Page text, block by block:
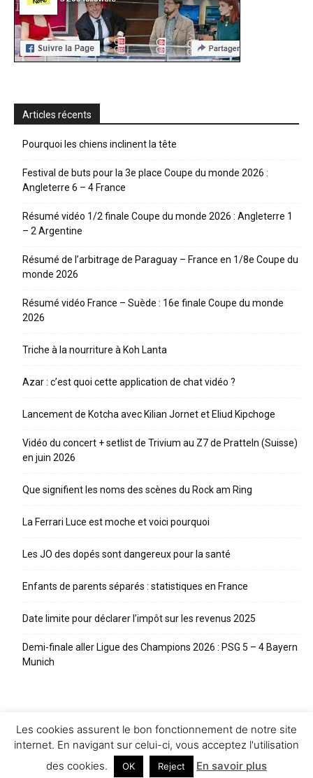
Articles récents
Pourquoi les chiens inclinent la tête
Festival de buts pour la 3e place Coupe du monde 2026 :
Angleterre 6 – 4 France
Résumé vidéo 1/2 finale Coupe du monde 2026 : Angleterre 1
– 2 Argentine
Résumé de l’arbitrage de Paraguay – France en 1/8e Coupe du
monde 2026
Résumé vidéo France – Suède : 16e finale Coupe du monde
2026
Triche à la nourriture à Koh Lanta
Azar : c’est quoi cette application de chat vidéo ?
Lancement de Kotcha avec Kilian Jornet et Eliud Kipchoge
Vidéo du concert + setlist de Trivium au Z7 de Pratteln (Suisse)
en juin 2026
Que signifient les noms des scènes du Rock am Ring
La Ferrari Luce est moche et voici pourquoi
Les JO des dopés sont dangereux pour la santé
Enfants de parents séparés : statistiques en France
Date limite pour déclarer l’impôt sur les revenus 2025
Demi-finale aller Ligue des Champions 2026 : PSG 5 – 4 Bayern
Munich
Contact À propos Mentions légales
© Newspaper WordPress Theme by TagDiv
Les cookies assurent le bon fonctionnement de notre site
internet. En navigant sur celui-ci, vous acceptez l'utilisation
des cookies.
OK Reject En savoir plus